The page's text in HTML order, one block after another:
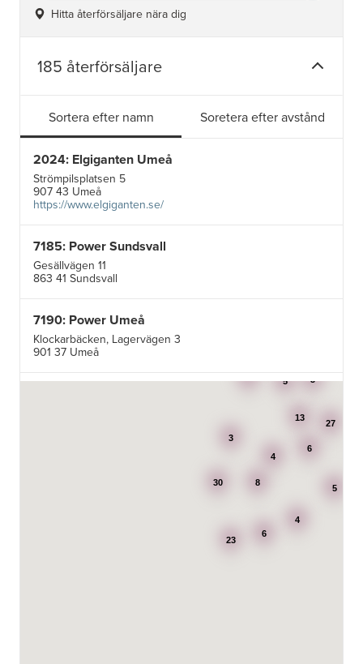
Hitta återförsäljare nära dig
185 återförsäljare
Sortera efter namn Soretera efter avstånd
2024: Elgiganten Umeå
Strömpilsplatsen 5
907 43 Umeå
https://www.elgiganten.se/
7185: Power Sundsvall
Gesällvägen 11
863 41 Sundsvall
7190: Power Umeå
Klockarbäcken, Lagervägen 3
901 37 Umeå
AB Karl Hedin Bygghandel - Edsbyn
23
30
27
8
4
6
6
13
3
4
5
3
5